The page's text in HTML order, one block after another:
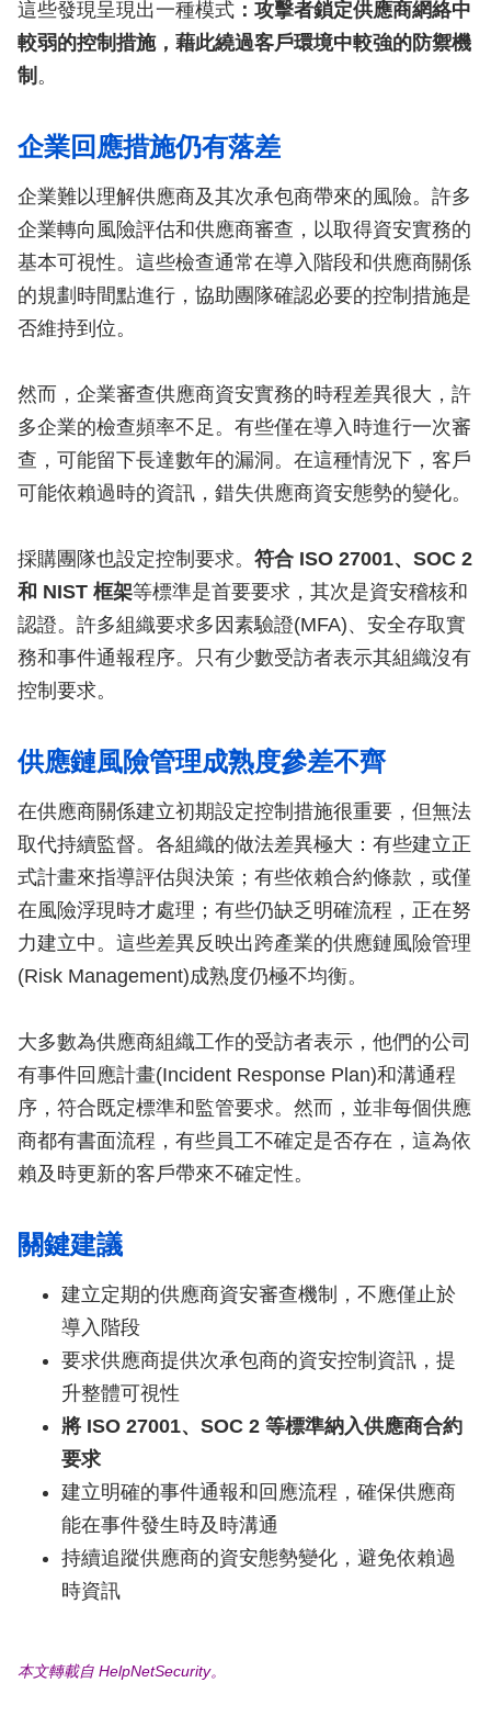
這些發現呈現出一種模式：攻擊者鎖定供應商網絡中
較弱的控制措施，藉此繞過客戶環境中較強的防禦機
制 。
企業回應措施仍有落差
企業難以理解供應商及其次承包商帶來的風險。許多
企業轉向風險評估和供應商審查，以取得資安實務的
基本可視性。這些檢查通常在導入階段和供應商關係
的規劃時間點進行，協助團隊確認必要的控制措施是
否維持到位。
然而，企業審查供應商資安實務的時程差異很大，許
多企業的檢查頻率不足。有些僅在導入時進行一次審
查，可能留下長達數年的漏洞。在這種情況下，客戶
可能依賴過時的資訊，錯失供應商資安態勢的變化。
採購團隊也設定控制要求。 符合 ISO 27001、SOC 2
和 NIST 框架等標準是首要要求，其次是資安稽核和
認證。許多組織要求多因素驗證(MFA)、安全存取實
務和事件通報程序。只有少數受訪者表示其組織沒有
控制要求。
供應鏈風險管理成熟度參差不齊
在供應商關係建立初期設定控制措施很重要，但無法
取代持續監督。各組織的做法差異極大：有些建立正
式計畫來指導評估與決策；有些依賴合約條款，或僅
在風險浮現時才處理；有些仍缺乏明確流程，正在努
力建立中。這些差異反映出跨產業的供應鏈風險管理
(Risk Management)成熟度仍極不均衡。
大多數為供應商組織工作的受訪者表示，他們的公司
有事件回應計畫(Incident Response Plan)和溝通程
序，符合既定標準和監管要求。然而，並非每個供應
商都有書面流程，有些員工不確定是否存在，這為依
賴及時更新的客戶帶來不確定性。
關鍵建議
建立定期的供應商資安審查機制，不應僅止於
導入階段
要求供應商提供次承包商的資安控制資訊，提
升整體可視性
將 ISO 27001、SOC 2 等標準納入供應商合約
要求
建立明確的事件通報和回應流程，確保供應商
能在事件發生時及時溝通
持續追蹤供應商的資安態勢變化，避免依賴過
時資訊
本文轉載自 HelpNetSecurity。